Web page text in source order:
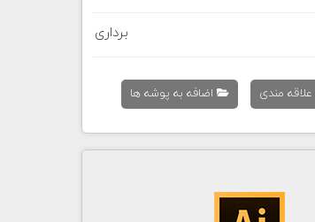
برداری
علاقه مندی اضافه به پوشه ها